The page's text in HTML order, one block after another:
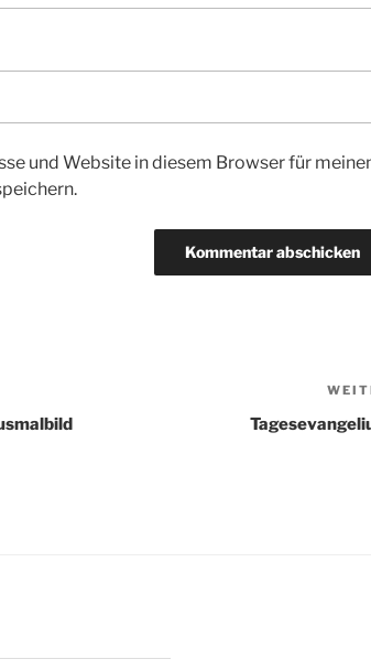
und Website in diesem Browser für